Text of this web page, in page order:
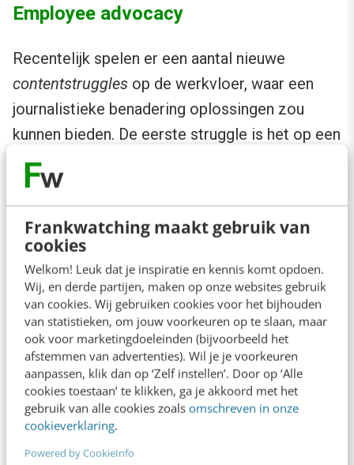
Frankwatching maakt gebruik van
cookies
Welkom! Leuk dat je inspiratie en kennis komt opdoen.
Wij, en derde partijen, maken op onze websites gebruik
van cookies. Wij gebruiken cookies voor het bijhouden
van statistieken, om jouw voorkeuren op te slaan, maar
ook voor marketingdoeleinden (bijvoorbeeld het
afstemmen van advertenties). Wil je je voorkeuren
aanpassen, klik dan op ‘Zelf instellen’. Door op ‘Alle
cookies toestaan’ te klikken, ga je akkoord met het
gebruik van alle cookies zoals omschreven in onze
cookieverklaring.
Powered by CookieInfo
Employee advocacy
Recentelijk spelen er een aantal nieuwe
contentstruggles op de werkvloer, waar een
journalistieke benadering oplossingen zou
kunnen bieden. De eerste struggle is het op een
juiste manier profiteren van de kracht van
employee advocacy
van je medewerkers op LinkedIn. Dit moet dan
wel op zo’n manier gebeuren, dat je brand er
ook baat bij heeft. Werk daarom met een
employee advocacy-strategie, waarin er een
coördinerende partij is. Er is zelfs software
voor tegenwoordig.
Ook dit matcht met de journalistieke gedachte:
de (hoofd)redactie suggereert topics,
verbetert de stukken van afzonderlijke
journalisten en zorgt voor een goede